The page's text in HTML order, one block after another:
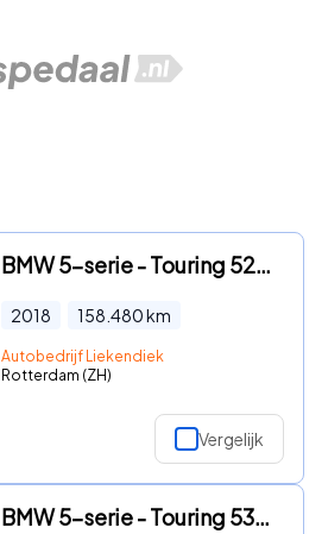
BMW 5-serie - Touring 520i Executive - Panorama dak -Schuifdak I Navigatie
2018 158.480km
Autobedrijf Liekendiek
Rotterdam (ZH)
Vergelijk
BMW 5-serie - Touring 530e High Executive M-Sport 292pk PHEV Automaat PANO